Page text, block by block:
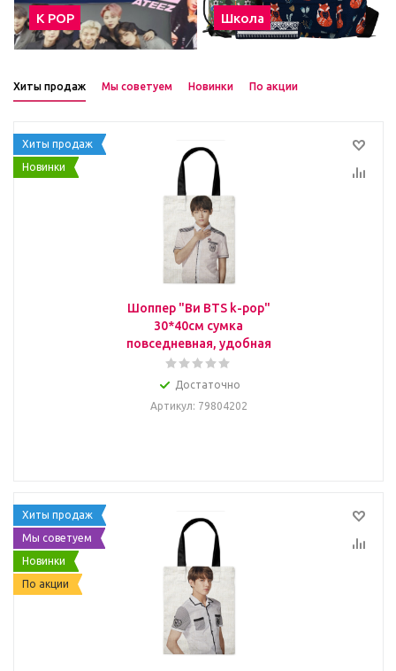
К POP Школа
Хиты продаж Мы советуем Новинки По акции
Хиты продаж
Новинки
Шоппер "Ви BTS k-pop"
30*40см сумка
повседневная, удобная
Достаточно
Артикул: 79804202
Хиты продаж
Мы советуем
Новинки
По акции